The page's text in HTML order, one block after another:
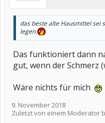
das beste alte Hausmittel sei
legen.
Das funktioniert dann
gut, wenn der Schmerz
Wäre nichts für mich
9. November 2018
Zuletzt von einem Moderator